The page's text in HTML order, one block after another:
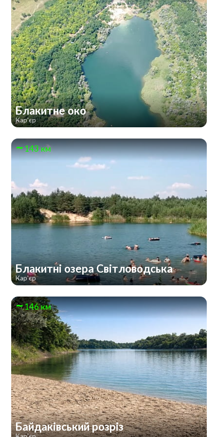
Блакитне око
Кар'єр
143 км
Блакитні озера Світловодська
Кар'єр
146 км
Байдаківський розріз